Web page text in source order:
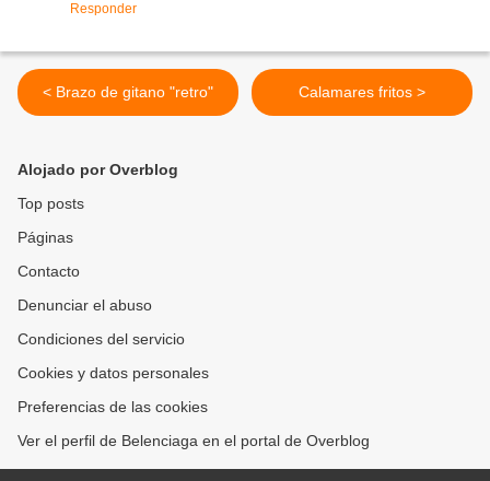
Responder
< Brazo de gitano "retro" Calamares fritos >
Alojado por Overblog
Top posts
Páginas
Contacto
Denunciar el abuso
Condiciones del servicio
Cookies y datos personales
Preferencias de las cookies
Ver el perfil de Belenciaga en el portal de Overblog